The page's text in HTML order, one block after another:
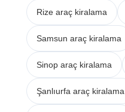
Rize araç kiralama
Samsun araç kiralama
Sinop araç kiralama
Şanlıurfa araç kiralama